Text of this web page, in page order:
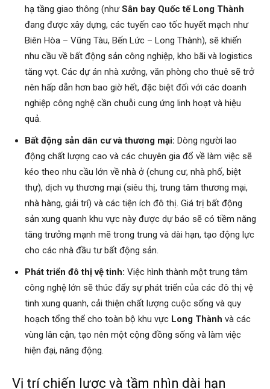
hạ tầng giao thông (nhưSân bay Quốc tế Long Thành
đang được xây dựng, các tuyến cao tốc huyết mạch như
Biên Hòa – Vũng Tàu, Bến Lức – Long Thành), sẽ khiến
nhu cầu về bất động sản công nghiệp, kho bãi và logistics
tăng vọt. Các dự án nhà xưởng, văn phòng cho thuê sẽ trở
nên hấp dẫn hơn bao giờ hết, đặc biệt đối với các doanh
nghiệp công nghệ cần chuỗi cung ứng linh hoạt và hiệu
quả.
Bất động sản dân cư và thương mại: Dòng người lao
động chất lượng cao và các chuyên gia đổ về làm việc sẽ
kéo theo nhu cầu lớn về nhà ở (chung cư, nhà phố, biệt
thự), dịch vụ thương mại (siêu thị, trung tâm thương mại,
nhà hàng, giải trí) và các tiện ích đô thị. Giá trị bất động
sản xung quanh khu vực này được dự báo sẽ có tiềm năng
tăng trưởng mạnh mẽ trong trung và dài hạn, tạo động lực
cho các nhà đầu tư bất động sản.
Phát triển đô thị vệ tinh: Việc hình thành một trung tâm
công nghệ lớn sẽ thúc đẩy sự phát triển của các đô thị vệ
tinh xung quanh, cải thiện chất lượng cuộc sống và quy
hoạch tổng thể cho toàn bộ khu vực Long Thành và các
vùng lân cận, tạo nên một cộng đồng sống và làm việc
hiện đại, năng động.
Vị trí chiến lược và tầm nhìn dài hạn